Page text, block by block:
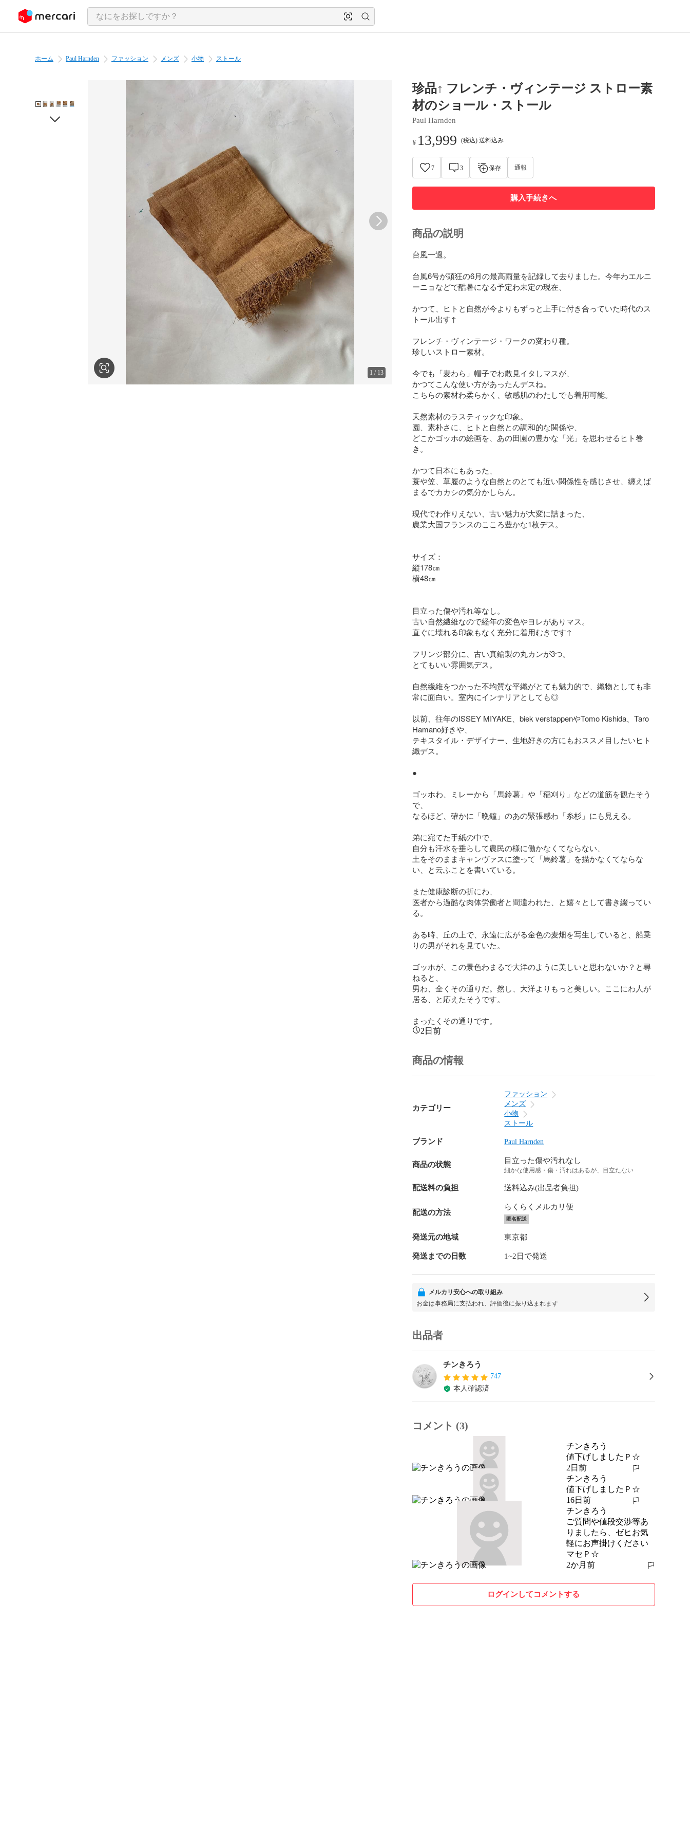
ツにスキップ
ホーム Paul Harnden ファッション メンズ 小物 ストール
1 / 13
珍品↑ フレンチ・ヴィンテージ ストロー素
材のショール・ストール
Paul Harnden
¥ 13,999 (税込) 送料込み
7 3 保存 通報
購入手続きへ
商品の説明
台風一過。
台風6号が頭狂の6月の最高雨量を記録して去りました。今年わエルニ
ーニョなどで酷暑になる予定わ未定の現在、
かつて、ヒトと自然が今よりもずっと上手に付き合っていた時代のス
トール出す↑
フレンチ・ヴィンテージ・ワークの変わり種。
珍しいストロー素材。
今でも「麦わら」帽子でわ散見イタしマスが、
かつてこんな使い方があったんデスね。
こちらの素材わ柔らかく、敏感肌のわたしでも着用可能。
天然素材のラスティックな印象。
園、素朴さに、ヒトと自然との調和的な関係や、
どこかゴッホの絵画を、あの田園の豊かな「光」を思わせるヒト巻
き。
かつて日本にもあった、
蓑や笠、草履のような自然とのとても近い関係性を感じさせ、纏えば
まるでカカシの気分かしらん。
現代でわ作りえない、古い魅力が大変に詰まった、
農業大国フランスのこころ豊かな1枚デス。
サイズ：
縦178㎝
横48㎝
目立った傷や汚れ等なし。
古い自然繊維なので経年の変色やヨレがありマス。
直ぐに壊れる印象もなく充分に着用むきです↑
フリンジ部分に、古い真鍮製の丸カンが3つ。
とてもいい雰囲気デス。
自然繊維をつかった不均質な平織がとても魅力的で、織物としても非
常に面白い。室内にインテリアとしても◎
以前、往年のISSEY MIYAKE、biek verstappenやTomo Kishida、Taro
Hamano好きや、
テキスタイル・デザイナー、生地好きの方にもおススメ目したいヒト
織デス。
●
ゴッホわ、ミレーから「馬鈴薯」や「稲刈り」などの道筋を観たそう
で、
なるほど、確かに「晩鐘」のあの緊張感わ「糸杉」にも見える。
弟に宛てた手紙の中で、
自分も汗水を垂らして農民の様に働かなくてならない、
土をそのままキャンヴァスに塗って「馬鈴薯」を描かなくてならな
い、と云ふことを書いている。
また健康診断の折にわ、
医者から過酷な肉体労働者と間違われた、と嬉々として書き綴ってい
る。
ある時、丘の上で、永遠に広がる金色の麦畑を写生していると、船乗
りの男がそれを見ていた。
ゴッホが、この景色わまるで大洋のように美しいと思わないか？と尋
ねると、
男わ、全くその通りだ。然し、大洋よりもっと美しい。ここにわ人が
居る、と応えたそうです。
まったくその通りです。
2日前
商品の情報
カテゴリー
ファッション
メンズ
小物
ストール
ブランド Paul Harnden
商品の状態 目立った傷や汚れなし
細かな使用感・傷・汚れはあるが、目立たない
配送料の負担 送料込み(出品者負担)
配送の方法
らくらくメルカリ便
匿名配送
発送元の地域 東京都
発送までの日数 1~2日で発送
メルカリ安心への取り組み
お金は事務局に支払われ、評価後に振り込まれます
出品者
チンきろう
747
本人確認済
コメント (3)
チンきろう
値下げしましたＰ☆
2日前
報告する
チンきろう
値下げしましたＰ☆
16日前
報告する
チンきろう
ご質問や値段交渉等あ
りましたら、ゼヒお気
軽にお声掛けください
マセＰ☆
2か月前
報告する
ログインしてコメントする